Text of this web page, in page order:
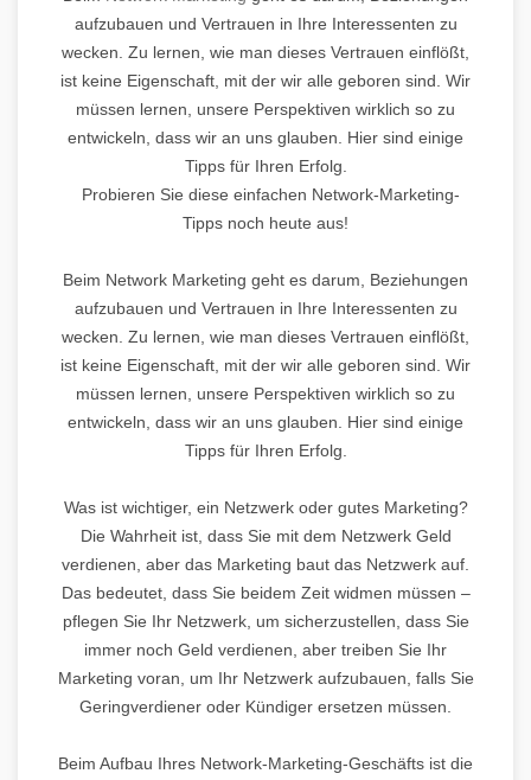
aufzubauen und Vertrauen in Ihre Interessenten zu
wecken. Zu lernen, wie man dieses Vertrauen einflößt,
ist keine Eigenschaft, mit der wir alle geboren sind. Wir
müssen lernen, unsere Perspektiven wirklich so zu
entwickeln, dass wir an uns glauben. Hier sind einige
Tipps für Ihren Erfolg.
Probieren Sie diese einfachen Network-Marketing-
Tipps noch heute aus!
Beim Network Marketing geht es darum, Beziehungen
aufzubauen und Vertrauen in Ihre Interessenten zu
wecken. Zu lernen, wie man dieses Vertrauen einflößt,
ist keine Eigenschaft, mit der wir alle geboren sind. Wir
müssen lernen, unsere Perspektiven wirklich so zu
entwickeln, dass wir an uns glauben. Hier sind einige
Tipps für Ihren Erfolg.
Was ist wichtiger, ein Netzwerk oder gutes Marketing?
Die Wahrheit ist, dass Sie mit dem Netzwerk Geld
verdienen, aber das Marketing baut das Netzwerk auf.
Das bedeutet, dass Sie beidem Zeit widmen müssen –
pflegen Sie Ihr Netzwerk, um sicherzustellen, dass Sie
immer noch Geld verdienen, aber treiben Sie Ihr
Marketing voran, um Ihr Netzwerk aufzubauen, falls Sie
Geringverdiener oder Kündiger ersetzen müssen.
Beim Aufbau Ihres Network-Marketing-Geschäfts ist die